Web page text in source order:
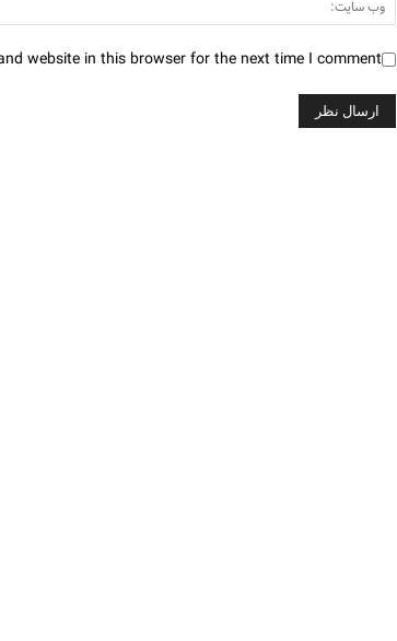
website in this browser for the next time I comment.